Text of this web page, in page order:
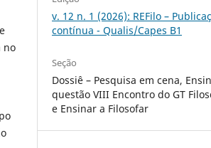
no
v. 12 n. 1 (2026): REFilo –
contínua - Qualis/Capes B1
Seção
Dossiê – Pesquisa em cena,
questão VIII Encontro do GT
e Ensinar a Filosofar